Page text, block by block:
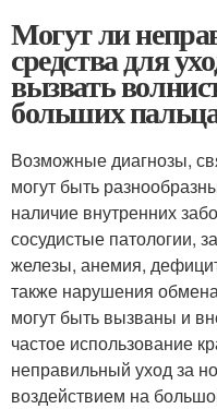
Могут ли
средства для
вызвать
больших
Возможные диагнозы,
могут быть
наличие внутренних
сосудистые патологии,
железы, анемия,
также нарушения
могут быть вызваны и
частое использование
неправильный уход за
воздействием на